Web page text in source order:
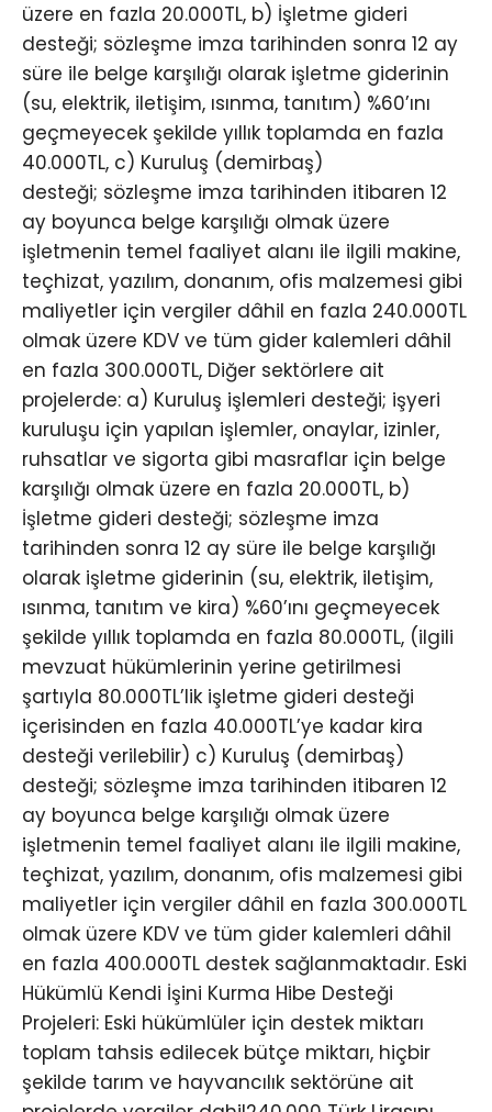
üzere en fazla 20.000TL, b) İşletme gideri
desteği; sözleşme imza tarihinden sonra 12 ay
süre ile belge karşılığı olarak işletme giderinin
(su, elektrik, iletişim, ısınma, tanıtım) %60’ını
geçmeyecek şekilde yıllık toplamda en fazla
40.000TL, c) Kuruluş (demirbaş)
desteği; sözleşme imza tarihinden itibaren 12
ay boyunca belge karşılığı olmak üzere
işletmenin temel faaliyet alanı ile ilgili makine,
teçhizat, yazılım, donanım, ofis malzemesi gibi
maliyetler için vergiler dâhil en fazla 240.000TL
olmak üzere KDV ve tüm gider kalemleri dâhil
en fazla 300.000TL, Diğer sektörlere ait
projelerde: a) Kuruluş işlemleri desteği; işyeri
kuruluşu için yapılan işlemler, onaylar, izinler,
ruhsatlar ve sigorta gibi masraflar için belge
karşılığı olmak üzere en fazla 20.000TL, b)
İşletme gideri desteği; sözleşme imza
tarihinden sonra 12 ay süre ile belge karşılığı
olarak işletme giderinin (su, elektrik, iletişim,
ısınma, tanıtım ve kira) %60’ını geçmeyecek
şekilde yıllık toplamda en fazla 80.000TL, (ilgili
mevzuat hükümlerinin yerine getirilmesi
şartıyla 80.000TL’lik işletme gideri desteği
içerisinden en fazla 40.000TL’ye kadar kira
desteği verilebilir) c) Kuruluş (demirbaş)
desteği; sözleşme imza tarihinden itibaren 12
ay boyunca belge karşılığı olmak üzere
işletmenin temel faaliyet alanı ile ilgili makine,
teçhizat, yazılım, donanım, ofis malzemesi gibi
maliyetler için vergiler dâhil en fazla 300.000TL
olmak üzere KDV ve tüm gider kalemleri dâhil
en fazla 400.000TL destek sağlanmaktadır. Eski
Hükümlü Kendi İşini Kurma Hibe Desteği
Projeleri: Eski hükümlüler için destek miktarı
toplam tahsis edilecek bütçe miktarı, hiçbir
şekilde tarım ve hayvancılık sektörüne ait